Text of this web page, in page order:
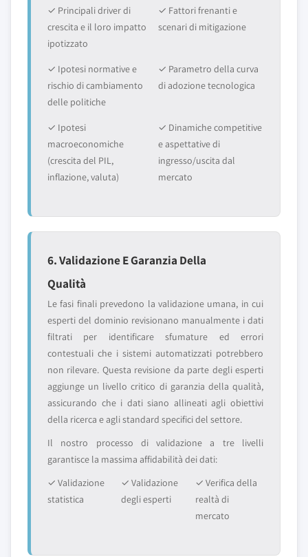
✓ Principali driver di
crescita e il loro impatto
ipotizzato
✓ Fattori frenanti e
scenari di mitigazione
✓ Ipotesi normative e
rischio di cambiamento
delle politiche
✓ Parametro della curva
di adozione tecnologica
✓ Ipotesi
macroeconomiche
(crescita del PIL,
inflazione, valuta)
✓ Dinamiche competitive
e aspettative di
ingresso/uscita dal
mercato
6. Validazione E Garanzia Della
Qualità
Le fasi finali prevedono la validazione umana, in cui
esperti del dominio revisionano manualmente i dati
filtrati per identificare sfumature ed errori
contestuali che i sistemi automatizzati potrebbero
non rilevare. Questa revisione da parte degli esperti
aggiunge un livello critico di garanzia della qualità,
assicurando che i dati siano allineati agli obiettivi
della ricerca e agli standard specifici del settore.
Il nostro processo di validazione a tre livelli
garantisce la massima affidabilità dei dati:
✓ Validazione
statistica
✓ Validazione
degli esperti
✓ Verifica della
realtà di
mercato